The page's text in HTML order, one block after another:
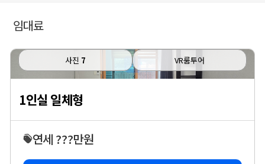
임대료
사진 7 VR룸투어
1인실 일체형
연세 ???만원